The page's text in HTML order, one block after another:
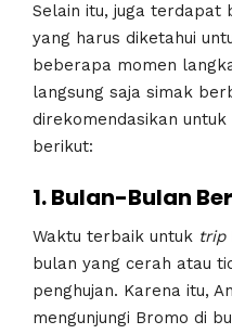
Selain itu, juga
yang harus diketahui
beberapa momen
langsung saja simak
direkomendasikan
berikut:
1. Bulan-Bulan
Waktu terbaik untuk trip
bulan yang cerah atau
penghujan. Karena itu,
mengunjungi Bromo di